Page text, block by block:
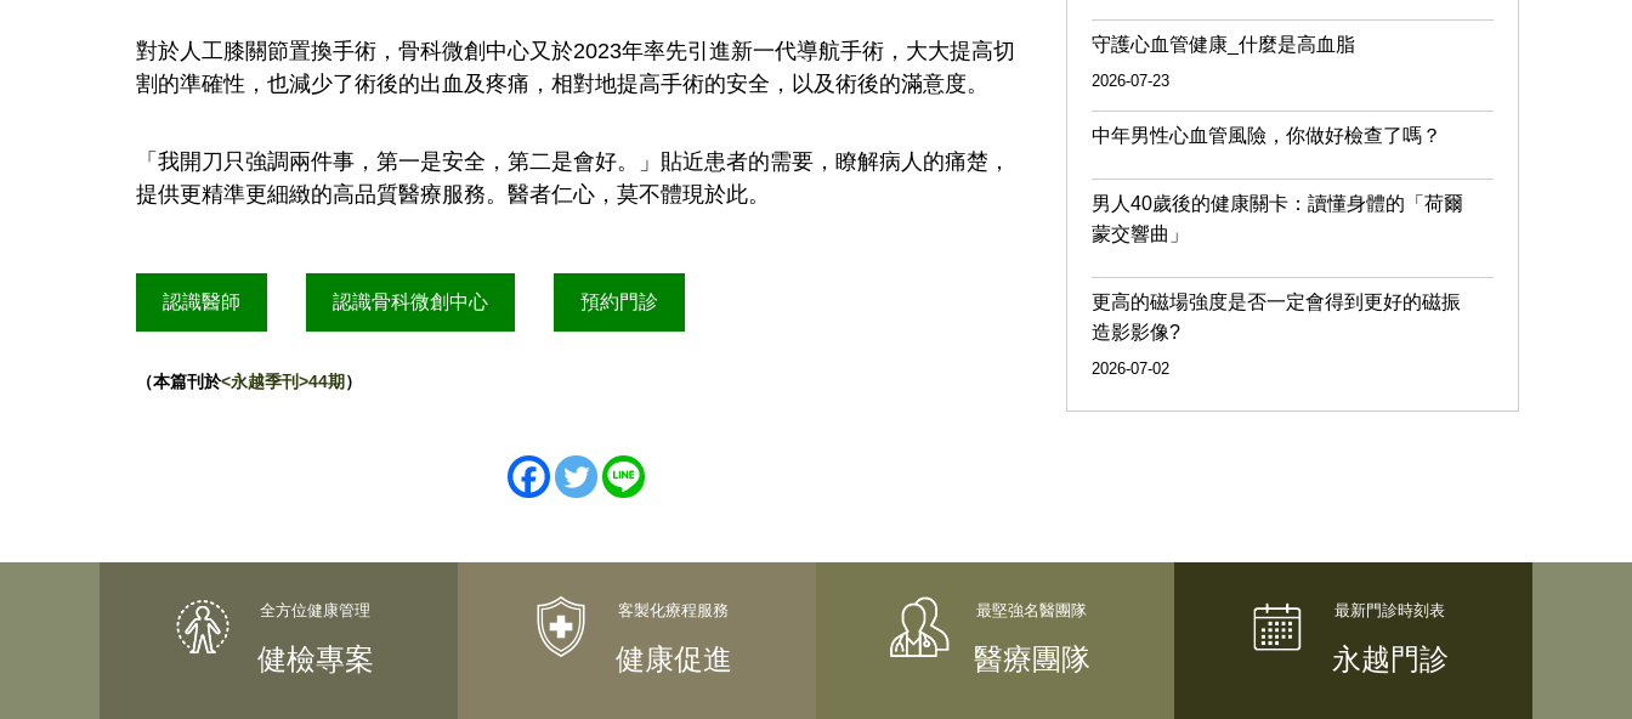
對於人工膝關節置換手術，骨科微創中心又於2023年率先引進新一代導航手術，大大提高切
割的準確性，也減少了術後的出血及疼痛，相對地提高手術的安全，以及術後的滿意度。
「我開刀只強調兩件事，第一是安全，第二是會好。」貼近患者的需要，瞭解病人的痛楚，
提供更精準更細緻的高品質醫療服務。醫者仁心，莫不體現於此。
認識醫師 認識骨科微創中心 預約門診
（本篇刊於<永越季刊>44期 ）
守護心血管健康_什麼是高血脂
2026-07-23
中年男性心血管風險，你做好檢查了嗎？
男人40歲後的健康關卡：讀懂身體的「荷爾
蒙交響曲」
更高的磁場強度是否一定會得到更好的磁振
造影影像?
2026-07-02
健檢專案 健康促進 醫療團隊 永越門診